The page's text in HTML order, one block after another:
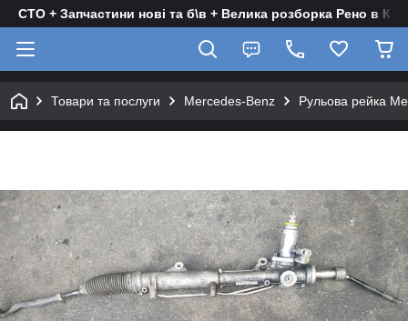
СТО + Запчастини нові та б\в + Велика розборка Рено в
Товари та послуги Mercedes-Benz Рульова рейка